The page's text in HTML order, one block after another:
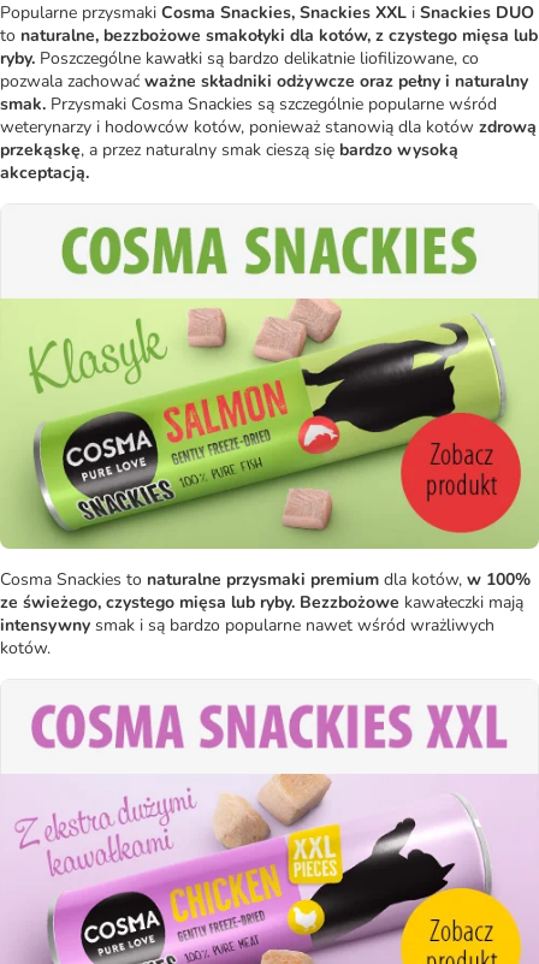
Popularne przysmaki Cosma Snackies, Snackies XXL i Snackies DUO
to naturalne, bezzbożowe smakołyki dla kotów, z czystego mięsa lub
ryby. Poszczególne kawałki są bardzo delikatnie liofilizowane, co
pozwala zachować ważne składniki odżywcze oraz pełny i naturalny
smak. Przysmaki Cosma Snackies są szczególnie popularne wśród
weterynarzy i hodowców kotów, ponieważ stanowią dla kotów zdrową
przekąskę, a przez naturalny smak cieszą się bardzo wysoką
akceptacją.
Cosma Snackies to naturalne przysmaki premium dla kotów, w 100%
ze świeżego, czystego mięsa lub ryby. Bezzbożowe kawałeczki mają
intensywny smak i są bardzo popularne nawet wśród wrażliwych
kotów.